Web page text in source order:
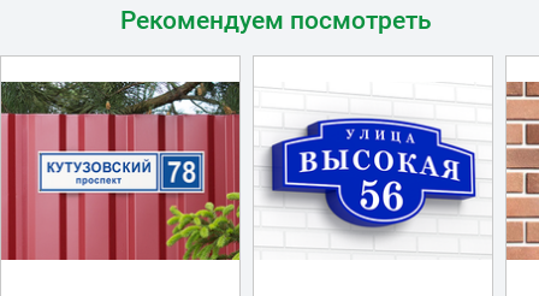
Рекомендуем посмотреть